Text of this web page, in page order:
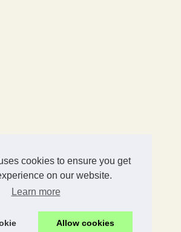
cookies to ensure you get
on our website.
Learn more
Allow cookies